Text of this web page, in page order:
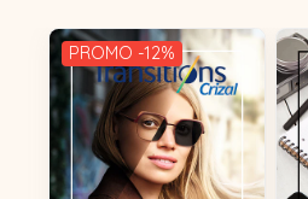
PROMO -12%